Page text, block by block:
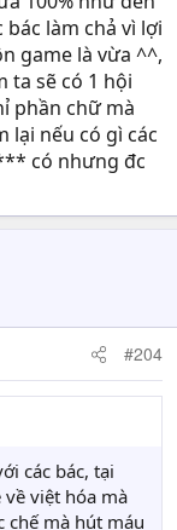
bác làm chả vì lợi
game là vừa ^^,
ta sẽ có 1 hội
phần chữ mà
lại nếu có gì các
có nhưng đc
#204
các bác, tại
việt hóa mà
chế mà hút máu